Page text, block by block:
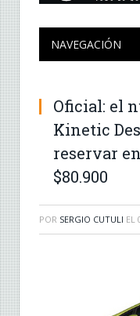
NAVEGACIÓN
Oficial: el
Kinetic
reservar
$80.900
POR SERGIO CUTULI EL